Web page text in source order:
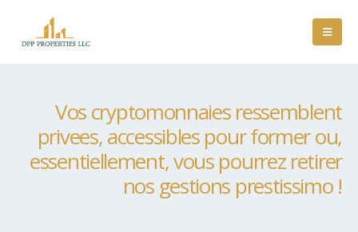
Vos cryptomonnaies ressemblent
privees, accessibles pour former ou,
essentiellement, vous pourrez retirer
nos gestions prestissimo !